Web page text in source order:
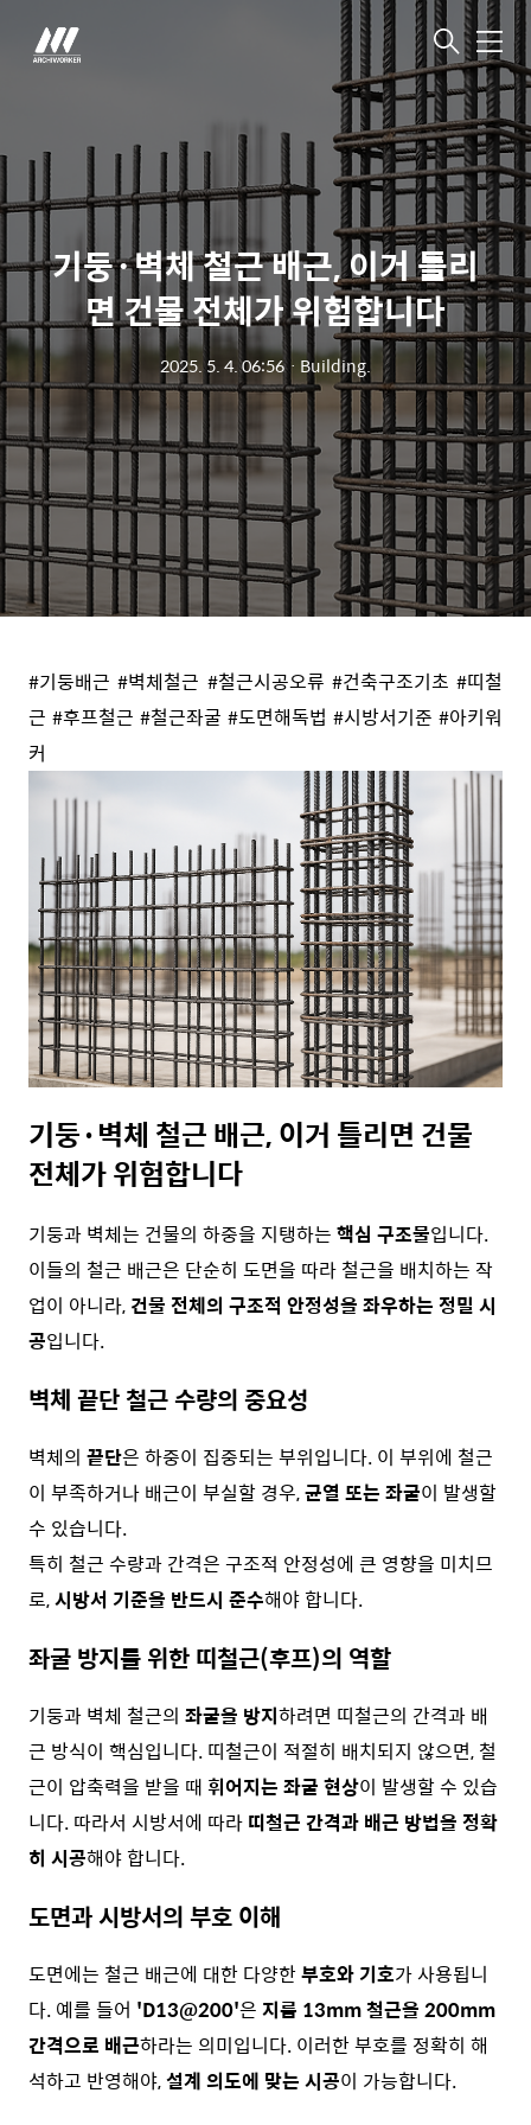
메
뉴
기둥·벽체 철근 배근, 이거 틀리
면 건물 전체가 위험합니다
2025. 5. 4. 06:56ㆍ Building.
#기둥배근 #벽체철근 #철근시공오류 #건축구조기초 #띠철
근 #후프철근 #철근좌굴 #도면해독법 #시방서기준 #아키워
커
기둥·벽체 철근 배근, 이거 틀리면 건물
전체가 위험합니다
기둥과 벽체는 건물의 하중을 지탱하는 핵심 구조물입니다.
이들의 철근 배근은 단순히 도면을 따라 철근을 배치하는 작
업이 아니라, 건물 전체의 구조적 안정성을 좌우하는 정밀 시
공입니다.
벽체 끝단 철근 수량의 중요성
벽체의 끝단은 하중이 집중되는 부위입니다. 이 부위에 철근
이 부족하거나 배근이 부실할 경우,균열 또는 좌굴이 발생할
수 있습니다.
특히 철근 수량과 간격은 구조적 안정성에 큰 영향을 미치므
로,시방서 기준을 반드시 준수해야 합니다.
좌굴 방지를 위한 띠철근(후프)의 역할
기둥과 벽체 철근의 좌굴을 방지하려면 띠철근의 간격과 배
근 방식이 핵심입니다. 띠철근이 적절히 배치되지 않으면, 철
근이 압축력을 받을 때 휘어지는 좌굴 현상이 발생할 수 있습
니다. 따라서 시방서에 따라 띠철근 간격과 배근 방법을 정확
히 시공해야 합니다.
도면과 시방서의 부호 이해
도면에는 철근 배근에 대한 다양한부호와 기호가 사용됩니
다. 예를 들어 'D13@200'은 지름 13mm 철근을 200mm
간격으로 배근하라는 의미입니다. 이러한 부호를 정확히 해
석하고 반영해야,설계 의도에 맞는 시공이 가능합니다.